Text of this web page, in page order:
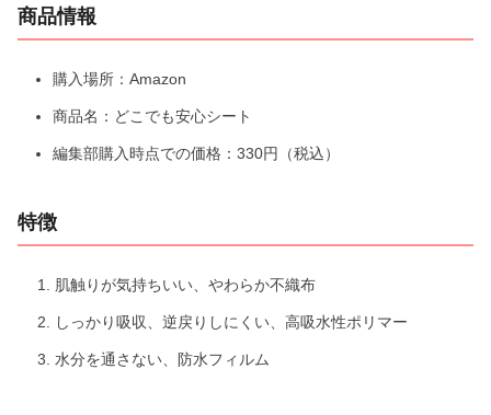
商品情報
購入場所：Amazon
商品名：どこでも安心シート
編集部購入時点での価格：330円（税込）
特徴
肌触りが気持ちいい、やわらか不織布
しっかり吸収、逆戻りしにくい、高吸水性ポリマー
水分を通さない、防水フィルム